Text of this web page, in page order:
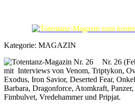
Kategorie: MAGAZIN
Nr. 26
mit Interviews von Venom, Triptykon,
Exodus, Iron Savior, Deserted Fear,
Barbara, Dragonforce, Atomkraft,
Fimbulvet, Vredehammer und Pripjat.